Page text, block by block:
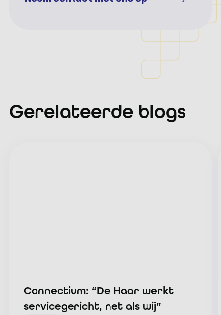
Neem contact met ons op
Gerelateerde blogs
Connectium: “De Haar werkt
servicegericht, net als wij”